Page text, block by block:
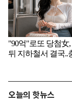
오늘의 핫뉴스